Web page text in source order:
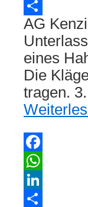
LinkedIn
Teilen
AG
eines
Die
tragen.
Facebook
WhatsApp
LinkedIn